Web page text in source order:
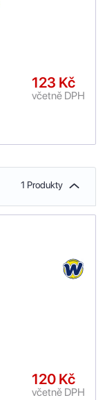
123 Kč
včetně DPH
1 Produkty
120 Kč
včetně DPH